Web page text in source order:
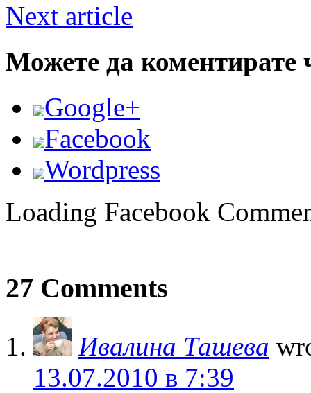
Next article
Можете да коментирате
Google+
Facebook
Wordpress
Loading Facebook
27 Comments
Ивалина Ташева
13.07.2010 в 7:39